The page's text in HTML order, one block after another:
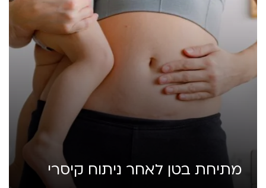
מתיחת בטן לאחר ניתוח קיסרי